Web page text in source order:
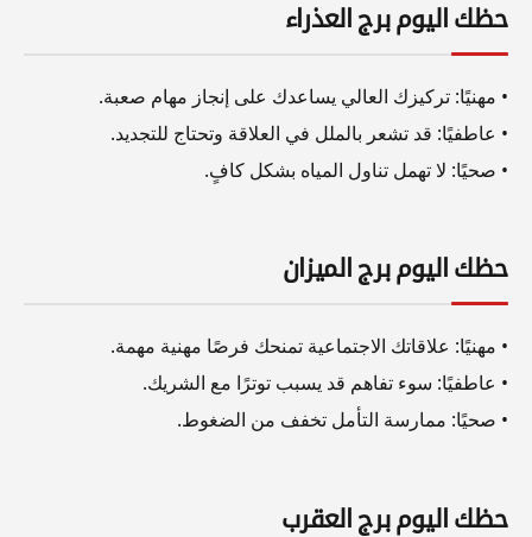
حظك اليوم برج العذراء
• مهنيًا: تركيزك العالي يساعدك على إنجاز مهام صعبة.
• عاطفيًا: قد تشعر بالملل في العلاقة وتحتاج للتجديد.
• صحيًا: لا تهمل تناول المياه بشكل كافٍ.
حظك اليوم برج الميزان
• مهنيًا: علاقاتك الاجتماعية تمنحك فرصًا مهنية مهمة.
• عاطفيًا: سوء تفاهم قد يسبب توترًا مع الشريك.
• صحيًا: ممارسة التأمل تخفف من الضغوط.
حظك اليوم برج العقرب